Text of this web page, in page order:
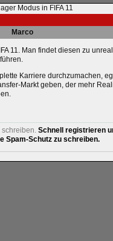
Modus in FIFA 11
Marco
11. Man findet diesen zu
Karriere durchzumachen,
Markt geben, der mehr
schreiben. Schnell registrieren
Spam-Schutz zu schreiben.